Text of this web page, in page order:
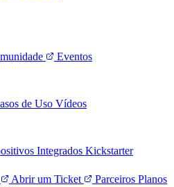
Eventos
de Uso Vídeos
Integrados Kickstarter
Abrir um Ticket Parceiros Planos